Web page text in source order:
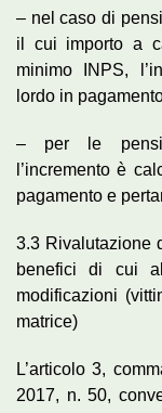
– nel caso di
il cui importo a
minimo INPS,
lordo in
– per le
l’incremento è
pagamento e
3.3 Rivalutazione
benefici di cui
modificazioni
matrice)
L’articolo 3,
2017, n. 50,